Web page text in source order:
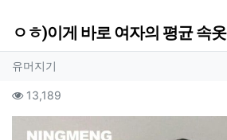
ㅇㅎ)이게 바로 여자의 평균 속옷
작성자 정보
유머지기
컨텐츠 정보
13,189
본문